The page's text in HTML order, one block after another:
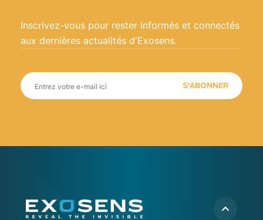
correctives appropriées.
Inscrivez-vous pour rester informés et connectés
aux dernières actualités d'Exosens.
S'ABONNER